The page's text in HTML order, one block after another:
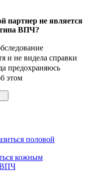
партнер не является
типа ВПЧ?
и не видела справки
предохраняюсь
этом
половой
кожным
ВПЧ